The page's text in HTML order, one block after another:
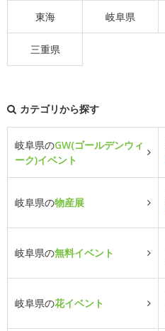
東海 岐阜県
三重県
カテゴリから探す
岐阜県のGW(ゴールデンウィ
ーク)イベント
岐阜県の物産展
岐阜県の無料イベント
岐阜県の花イベント